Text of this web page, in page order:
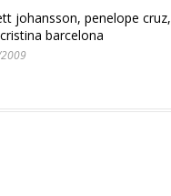
johansson, penelope cruz,
barcelona